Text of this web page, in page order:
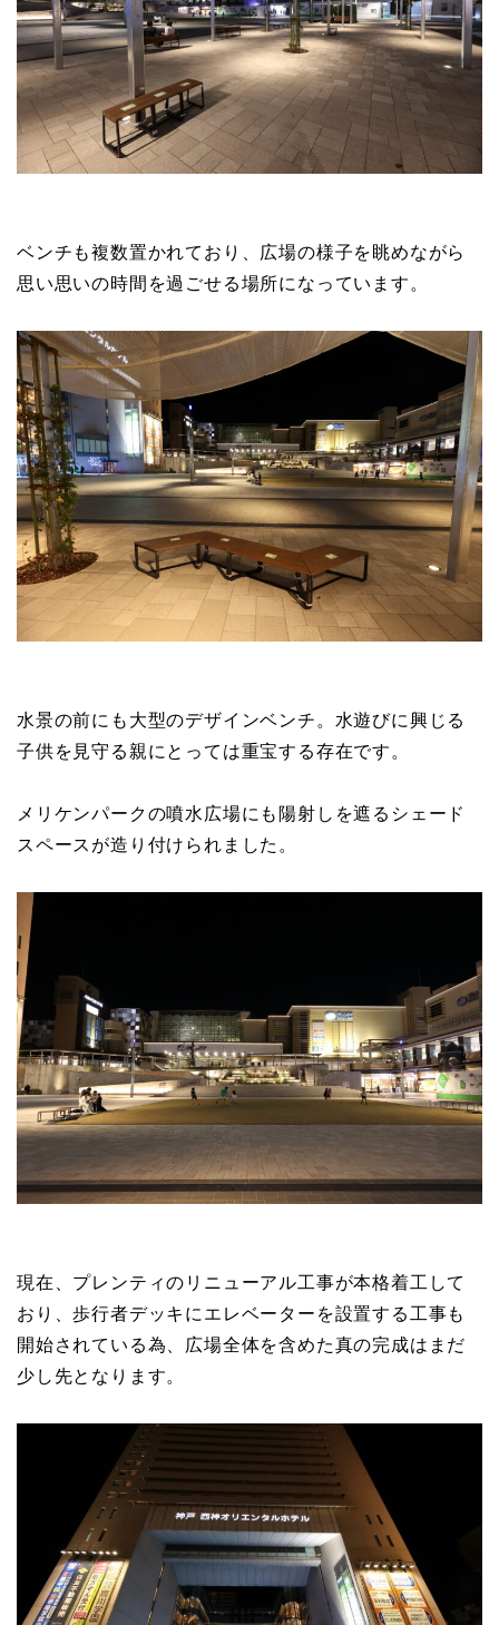
ベンチも複数置かれており、広場の様子を眺めながら
思い思いの時間を過ごせる場所になっています。
水景の前にも大型のデザインベンチ。水遊びに興じる
子供を見守る親にとっては重宝する存在です。
メリケンパークの噴水広場にも陽射しを遮るシェード
スペースが造り付けられました。
現在、プレンティのリニューアル工事が本格着工して
おり、歩行者デッキにエレベーターを設置する工事も
開始されている為、広場全体を含めた真の完成はまだ
少し先となります。